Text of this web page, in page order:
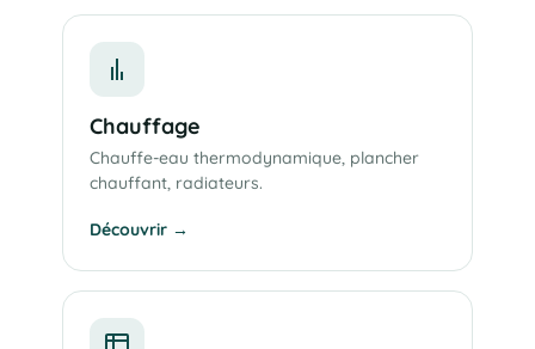
Chauffage
Chauffe-eau thermodynamique, plancher
chauffant, radiateurs.
Découvrir →